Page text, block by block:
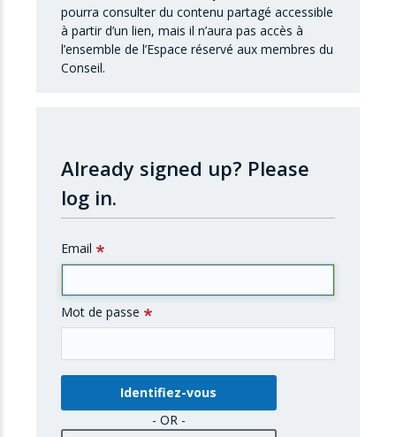
pourra consulter du contenu partagé accessible
à partir d’un lien, mais il n’aura pas accès à
l’ensemble de l’Espace réservé aux membres du
Conseil.
Already signed up? Please
log in.
Email
Mot de passe
- OR -